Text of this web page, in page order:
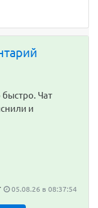
Чат
и
05.08.26 в 08:37:54